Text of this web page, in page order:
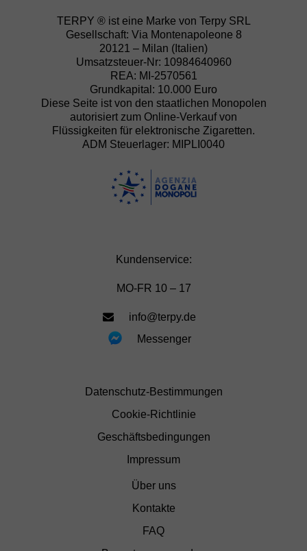
TERPY ® ist eine Marke von Terpy SRL
Gesellschaft: Via Montenapoleone 8
20121 – Milan (Italien)
Umsatzsteuer-Nr: 10984640960
REA: MI-2570561
Grundkapital: 10.000 Euro
Diese Seite ist von den staatlichen Monopolen
autorisiert zum Online-Verkauf von
Flüssigkeiten für elektronische Zigaretten.
ADM Steuerlager: MIPLI0040
Kundenservice:
MO-FR 10 – 17
info@terpy.de
Messenger
Datenschutz-Bestimmungen
Cookie-Richtlinie
Geschäftsbedingungen
Impressum
Über uns
Kontakte
FAQ